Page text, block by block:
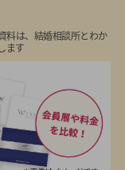
料は、結婚相談所とわか
ます